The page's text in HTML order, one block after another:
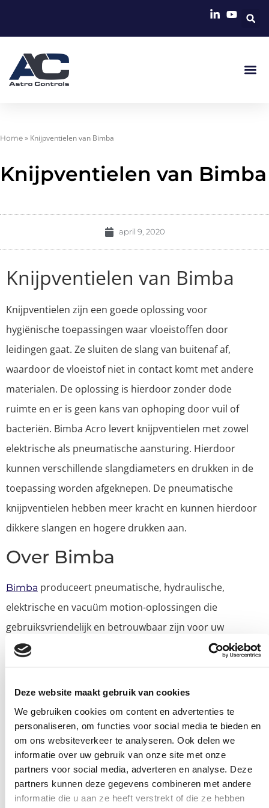
Deze website maakt gebruik van cookies
We gebruiken cookies om content en advertenties te
personaliseren, om functies voor social media te bieden en
om ons websiteverkeer te analyseren. Ook delen we
informatie over uw gebruik van onze site met onze
partners voor social media, adverteren en analyse. Deze
partners kunnen deze gegevens combineren met andere
informatie die u aan ze heeft verstrekt of die ze hebben
Home » Knijpventielen van Bimba
Knijpventielen van Bimba
april 9, 2020
Knijpventielen van Bimba
Knijpventielen zijn een goede oplossing voor
hygiënische toepassingen waar vloeistoffen door
leidingen gaat. Ze sluiten de slang van buitenaf af,
waardoor de vloeistof niet in contact komt met andere
materialen. De oplossing is hierdoor zonder dode
ruimte en er is geen kans van ophoping door vuil of
bacteriën. Bimba Acro levert knijpventielen met zowel
elektrische als pneumatische aansturing. Hierdoor
kunnen verschillende slangdiameters en drukken in de
toepassing worden afgeknepen. De pneumatische
knijpventielen hebben meer kracht en kunnen hierdoor
dikkere slangen en hogere drukken aan.
Over Bimba
Bimba produceert pneumatische, hydraulische,
elektrische en vacuüm motion-oplossingen die
gebruiksvriendelijk en betrouwbaar zijn voor uw
technische uitdagingen. Als onderdeel van IMI precision
zijn ze al 50 jaar actief in de medische industrie.
Onderhoudsarm en
kosteneffectief
De ventielen bieden een onderhoudsarme en
kosteneffectieve oplossing voor het regelen van
vloeistoffen, gassen, poeders en nog veel meer.